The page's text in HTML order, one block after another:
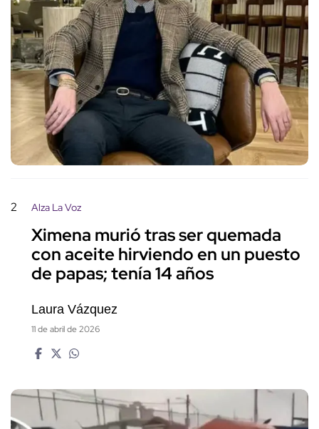
2 Alza La Voz
Ximena murió tras ser quemada
con aceite hirviendo en un puesto
de papas; tenía 14 años
Laura Vázquez
11 de abril de 2026